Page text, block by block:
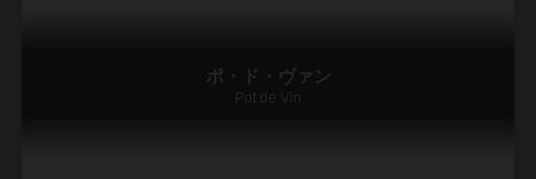
ポ・ド・ヴァン
Pot de Vin